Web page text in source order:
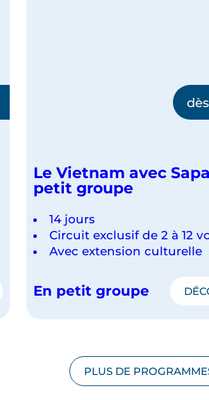
dès
Le Vietnam avec
petit groupe
14 jours
Circuit exclusif de 2 à 12
Avec extension culturelle
En petit groupe
PLUS DE